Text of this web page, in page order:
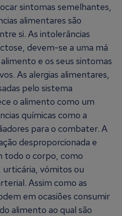
sintomas semelhantes,
alimentares são
si. As intolerâncias
devem-se a uma má
e os seus sintomas
As alergias alimentares,
pelo sistema
o alimento como um
químicas como a
para o combater. A
desproporcionada e
todo o corpo, como
vómitos ou
Assim como as
em ocasiões consumir
alimento ao qual são